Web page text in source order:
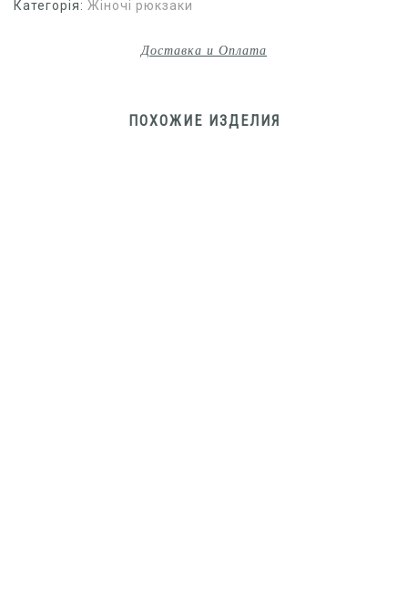
Категорія: Жіночі рюкзаки
Доставка и Оплата
ПОХОЖИЕ ИЗДЕЛИЯ